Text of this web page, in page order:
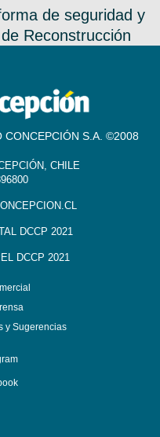
de seguridad y
Reconstrucción
CONCEPCIÓN S.A. ©2008
CHILE
DCCP 2021
DCCP 2021
y Sugerencias